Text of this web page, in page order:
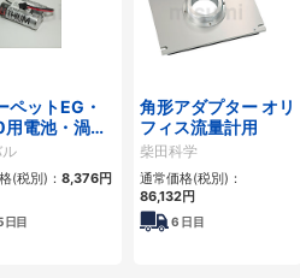
ペットEG・
電池・渦式
モニター用電
(税別)： 8,376円
日目
角形アダプター オリ
フィス流量計用
柴田科学
通常価格(税別)：
86,132円
6 日目